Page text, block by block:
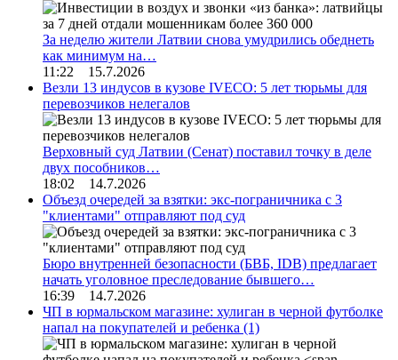
За неделю жители Латвии снова умудрились обеднеть
как минимум на…
11:22 15.7.2026
Везли 13 индусов в кузове IVECO: 5 лет тюрьмы для
перевозчиков нелегалов
Верховный суд Латвии (Сенат) поставил точку в деле
двух пособников…
18:02 14.7.2026
Объезд очередей за взятки: экс-пограничника с 3
"клиентами" отправляют под суд
Бюро внутренней безопасности (БВБ, IDB) предлагает
начать уголовное преследование бывшего…
16:39 14.7.2026
ЧП в юрмальском магазине: хулиган в черной футболке
напал на покупателей и ребенка (1)